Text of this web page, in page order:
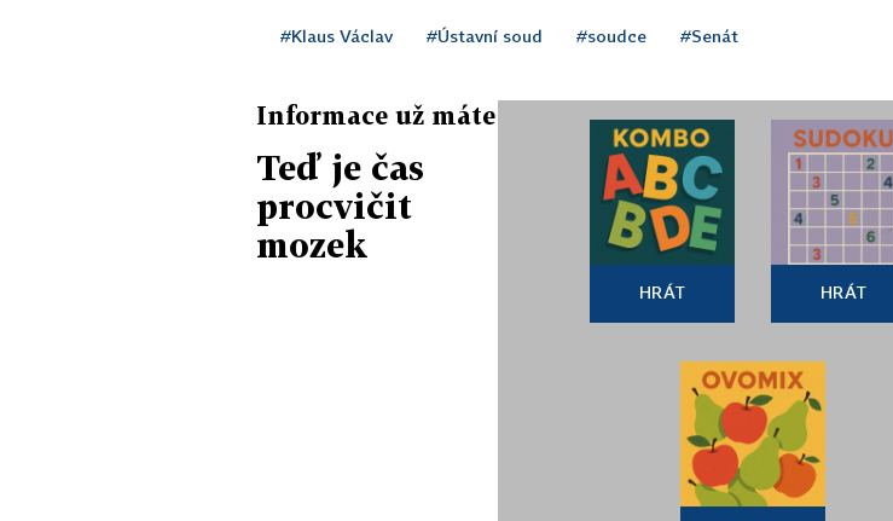
#Klaus Václav #Ústavní soud #soudce #Senát
Informace už máte
Teď je čas
procvičit
mozek
HRÁT HRÁT